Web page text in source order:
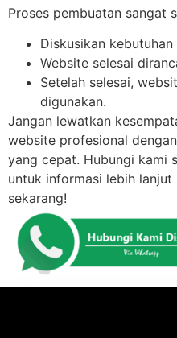
Proses pembuatan sangat
Diskusikan
Website selesai
Setelah selesai,
digunakan.
Jangan lewatkan
website profesional
yang cepat. Hubungi kami
untuk informasi lebih
sekarang!